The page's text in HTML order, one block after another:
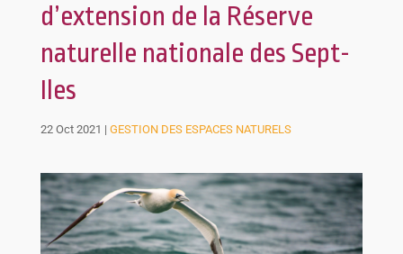
d’extension de la Réserve
naturelle nationale des Sept-
Iles
22 Oct 2021 | GESTION DES ESPACES NATURELS